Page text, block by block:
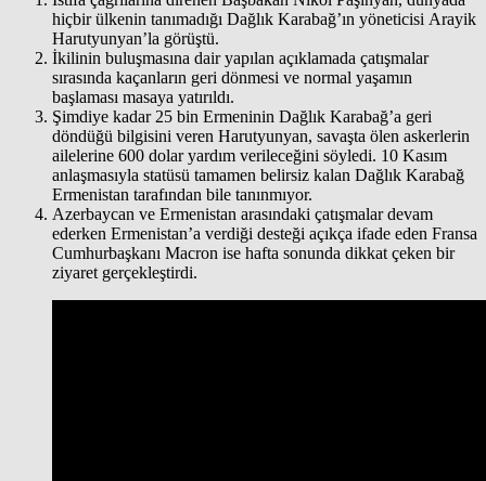
hiçbir ülkenin tanımadığı Dağlık Karabağ’ın yöneticisi Arayik
Harutyunyan’la görüştü.
İkilinin buluşmasına dair yapılan açıklamada çatışmalar
sırasında kaçanların geri dönmesi ve normal yaşamın
başlaması masaya yatırıldı.
Şimdiye kadar 25 bin Ermeninin Dağlık Karabağ’a geri
döndüğü bilgisini veren Harutyunyan, savaşta ölen askerlerin
ailelerine 600 dolar yardım verileceğini söyledi. 10 Kasım
anlaşmasıyla statüsü tamamen belirsiz kalan Dağlık Karabağ
Ermenistan tarafından bile tanınmıyor.
Azerbaycan ve Ermenistan arasındaki çatışmalar devam
ederken Ermenistan’a verdiği desteği açıkça ifade eden Fransa
Cumhurbaşkanı Macron ise hafta sonunda dikkat çeken bir
ziyaret gerçekleştirdi.